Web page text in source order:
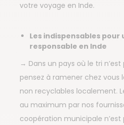
votre voyage en Inde.
Les indispensables pour
responsable en Inde
→ Dans un pays où le tri
pensez à ramener chez vous
non recyclables localement.
au maximum par nos
coopération municipale